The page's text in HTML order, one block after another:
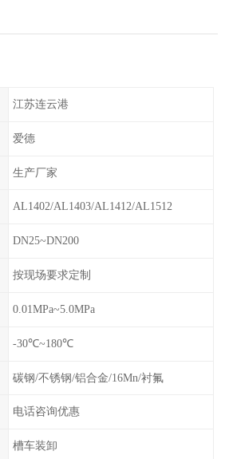
江苏连云港
爱德
生产厂家
AL1402/AL1403/AL1412/AL1512
DN25~DN200
按现场要求定制
0.01MPa~5.0MPa
-30℃~180℃
碳钢/不锈钢/铝合金/16Mn/衬氟
电话咨询优惠
槽车装卸